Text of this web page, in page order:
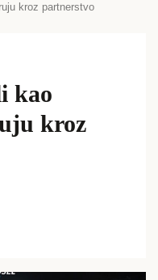
kroz partnerstvo
kao
kroz